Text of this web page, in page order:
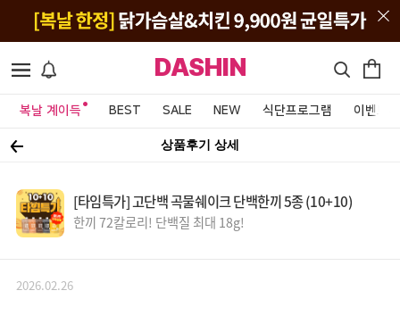
DASHIN
복날 계이득 BEST SALE NEW 식단프로그램 이벤트&
상품후기 상세
[타임특가] 고단백 곡물쉐이크 단백한끼 5종 (10+10)
한끼 72칼로리! 단백질 최대 18g!
2026.02.26